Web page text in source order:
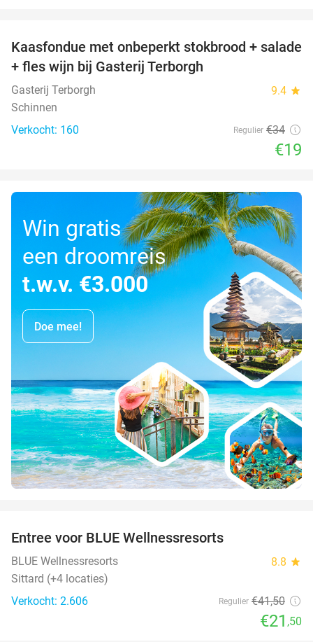
44%
Kaasfondue met onbeperkt stokbrood + salade
+ fles wijn bij Gasterij Terborgh
Gasterij Terborgh 9.4 star
Schinnen
Verkocht: 160
Regulier €34
€19
Win gratis
een droomreis
t.w.v. €3.000
Doe mee!
Entree voor BLUE Wellnessresorts
BLUE Wellnessresorts 8.8 star
Sittard (+4 locaties)
Verkocht: 2.606
Regulier €41,50
€21 ,50